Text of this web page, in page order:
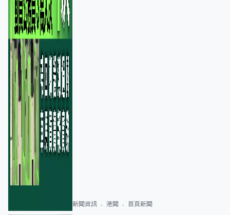
新聞資訊 港聞 首頁新聞